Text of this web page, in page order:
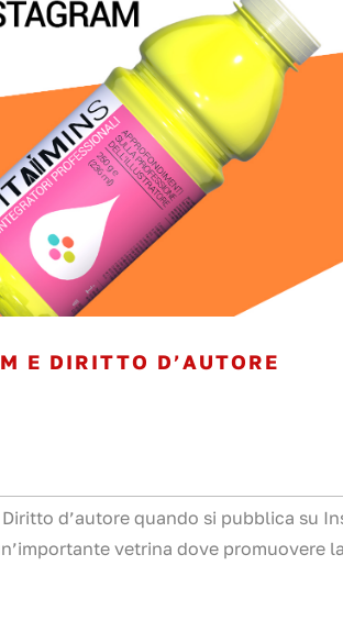
E DIRITTO D’AUTORE
d’autore quando si pubblica su
vetrina dove promuovere